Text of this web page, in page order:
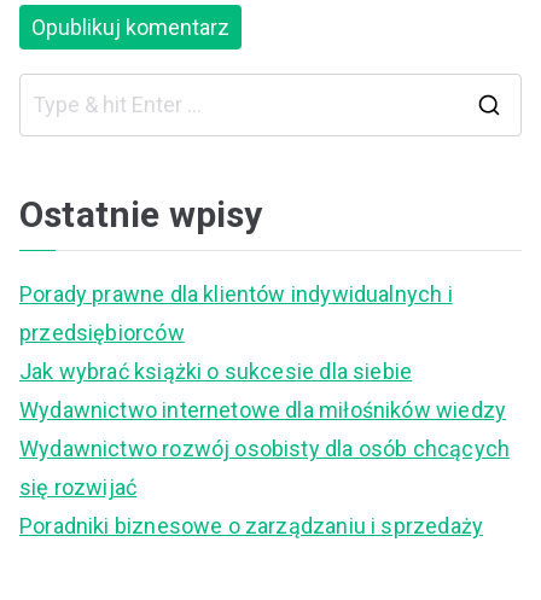
Ostatnie wpisy
Porady prawne dla klientów indywidualnych i
przedsiębiorców
Jak wybrać książki o sukcesie dla siebie
Wydawnictwo internetowe dla miłośników wiedzy
Wydawnictwo rozwój osobisty dla osób chcących
się rozwijać
Poradniki biznesowe o zarządzaniu i sprzedaży